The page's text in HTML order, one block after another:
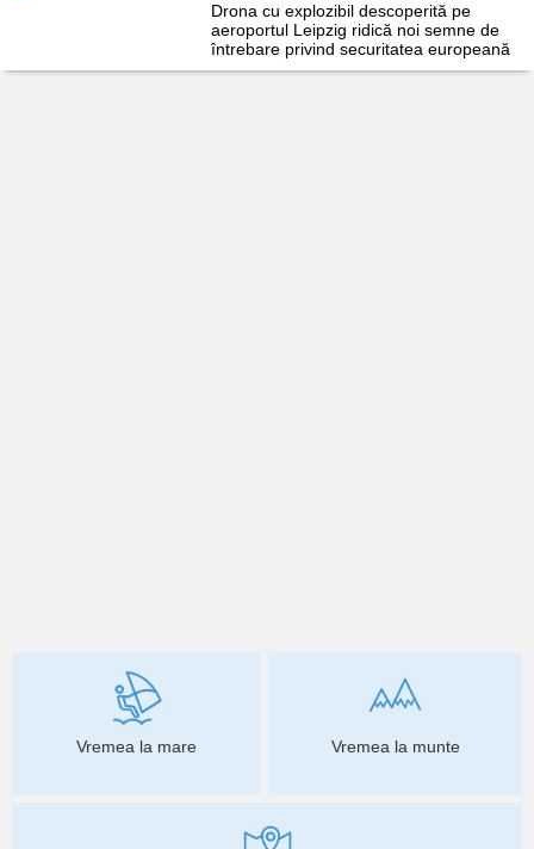
Drona cu explozibil descoperită pe
aeroportul Leipzig ridică noi semne de
întrebare privind securitatea europeană
Vremea la mare Vremea la munte